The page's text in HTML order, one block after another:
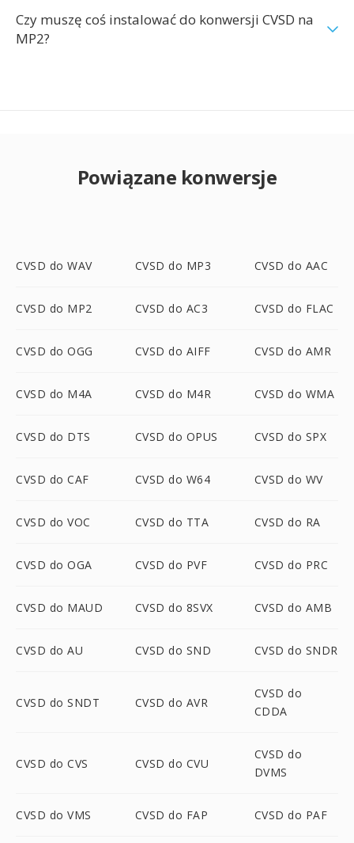
Czy muszę coś instalować do konwersji CVSD na
MP2?
Powiązane konwersje
CVSD do WAV CVSD do MP3 CVSD do AAC
CVSD do MP2 CVSD do AC3 CVSD do FLAC
CVSD do OGG CVSD do AIFF CVSD do AMR
CVSD do M4A CVSD do M4R CVSD do WMA
CVSD do DTS CVSD do OPUS CVSD do SPX
CVSD do CAF CVSD do W64 CVSD do WV
CVSD do VOC CVSD do TTA CVSD do RA
CVSD do OGA CVSD do PVF CVSD do PRC
CVSD do MAUD CVSD do 8SVX CVSD do AMB
CVSD do AU CVSD do SND CVSD do SNDR
CVSD do SNDT CVSD do AVR
CVSD do
CDDA
CVSD do CVS CVSD do CVU
CVSD do
DVMS
CVSD do VMS CVSD do FAP CVSD do PAF